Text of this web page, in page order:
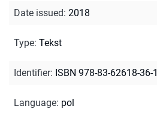
Date issued: 2018
Type: Tekst
Identifier: ISBN 978-83-62618-36-1
Language: pol